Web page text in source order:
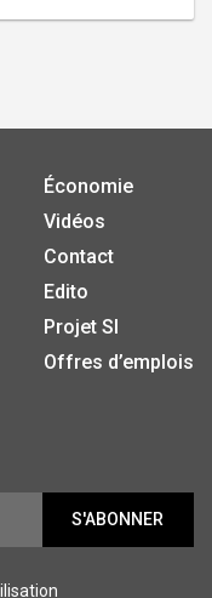
Économie
Vidéos
Contact
Edito
Projet SI
Offres d’emplois
S'ABONNER